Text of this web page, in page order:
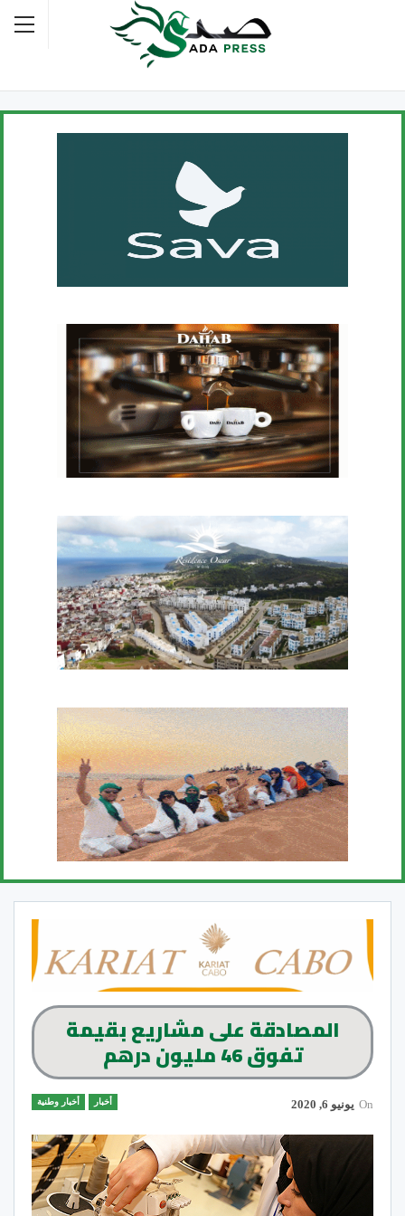
المصادقة على مشاريع بقيمة
تفوق 46 مليون درهم
أخبار أخبار وطنية On يونيو 6, 2020